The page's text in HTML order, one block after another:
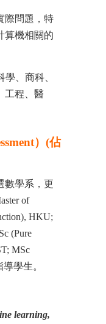
際問題，特
算機相關的
、商科、
工程、醫
）(佔
數學系，更
of
HKU;
(Pure
MSc
學生。
learning,